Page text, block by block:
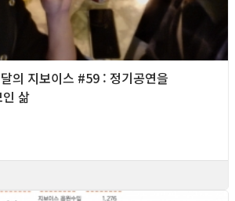
의 지보이스 #59 : 정기공연을
삶